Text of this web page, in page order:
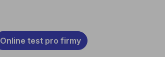
Online test pro firmy